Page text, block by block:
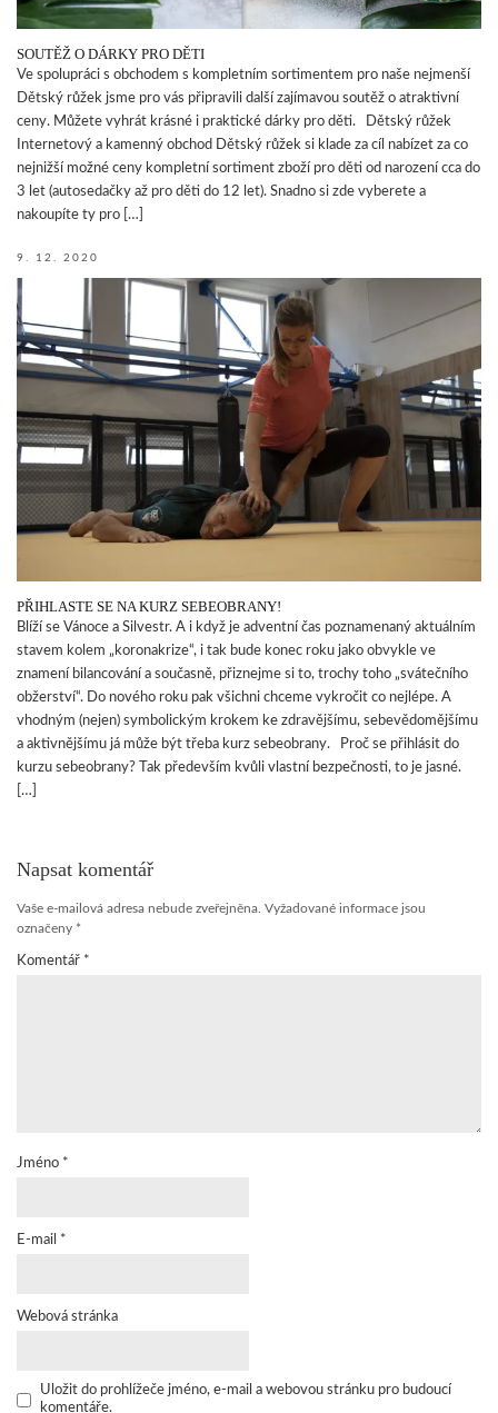
SOUTĚŽ O DÁRKY PRO DĚTI
Ve spolupráci s obchodem s kompletním sortimentem pro naše nejmenší
Dětský růžek jsme pro vás připravili další zajímavou soutěž o atraktivní
ceny. Můžete vyhrát krásné i praktické dárky pro děti. Dětský růžek
Internetový a kamenný obchod Dětský růžek si klade za cíl nabízet za co
nejnižší možné ceny kompletní sortiment zboží pro děti od narození cca do
3 let (autosedačky až pro děti do 12 let). Snadno si zde vyberete a
nakoupíte ty pro […]
9. 12. 2020
PŘIHLASTE SE NA KURZ SEBEOBRANY!
Blíží se Vánoce a Silvestr. A i když je adventní čas poznamenaný aktuálním
stavem kolem „koronakrize“, i tak bude konec roku jako obvykle ve
znamení bilancování a současně, přiznejme si to, trochy toho „svátečního
obžerství“. Do nového roku pak všichni chceme vykročit co nejlépe. A
vhodným (nejen) symbolickým krokem ke zdravějšímu, sebevědomějšímu
a aktivnějšímu já může být třeba kurz sebeobrany. Proč se přihlásit do
kurzu sebeobrany? Tak především kvůli vlastní bezpečnosti, to je jasné.
[…]
Napsat komentář
Vaše e-mailová adresa nebude zveřejněna. Vyžadované informace jsou
označeny *
Komentář *
Jméno *
E-mail *
Webová stránka
Uložit do prohlížeče jméno, e-mail a webovou stránku pro budoucí
komentáře.